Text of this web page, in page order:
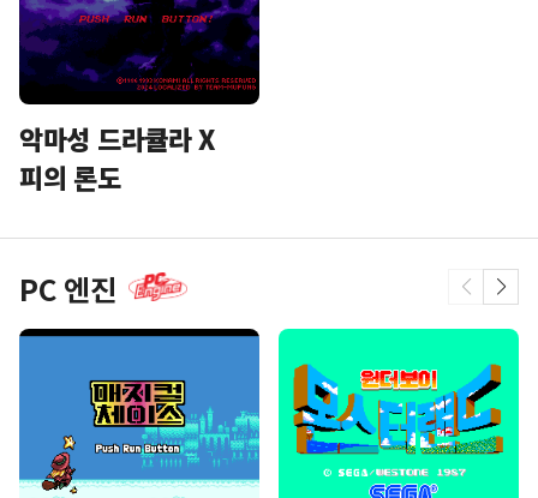
악마성 드라큘라 X
피의 론도
PC 엔진